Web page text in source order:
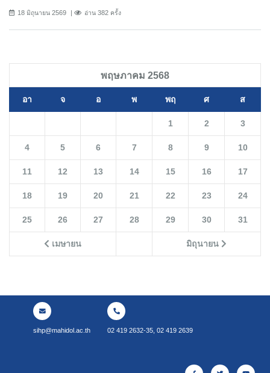
18 มิถุนายน 2569 อ่าน 382 ครั้ง
พฤษภาคม 2568
อา จ อ พ พฤ ศ ส
เมษายน มิถุนายน
1 2 3
4 5 6 7 8 9 10
11 12 13 14 15 16 17
18 19 20 21 22 23 24
25 26 27 28 29 30 31
sihp@mahidol.ac.th 02 419 2632-35, 02 419 2639